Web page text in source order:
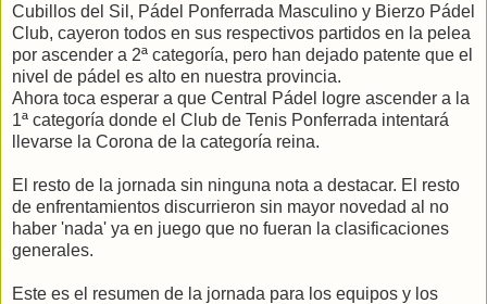
Cubillos del Sil, Pádel Ponferrada Masculino y Bierzo Pádel
Club, cayeron todos en sus respectivos partidos en la pelea
por ascender a 2ª categoría, pero han dejado patente que el
nivel de pádel es alto en nuestra provincia.
Ahora toca esperar a que Central Pádel logre ascender a la
1ª categoría donde el Club de Tenis Ponferrada intentará
llevarse la Corona de la categoría reina.
El resto de la jornada sin ninguna nota a destacar. El resto
de enfrentamientos discurrieron sin mayor novedad al no
haber 'nada' ya en juego que no fueran la clasificaciones
generales.
Este es el resumen de la jornada para los equipos y los